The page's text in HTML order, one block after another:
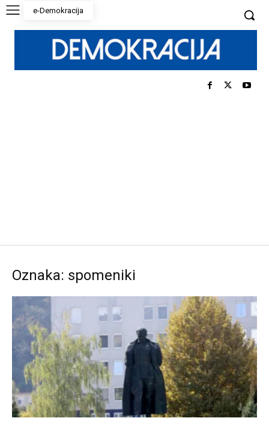
e-Demokracija
Oznaka: spomeniki